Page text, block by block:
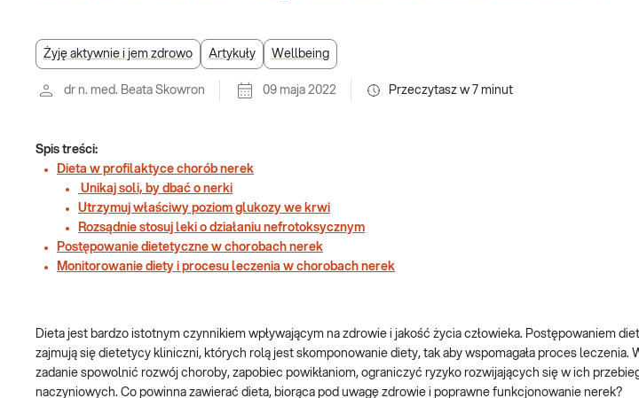
Żyję aktywnie i jem zdrowo Artykuły Wellbeing
dr n. med. Beata Skowron 09 maja 2022 Przeczytasz w 7 minut
Spis treści:
Dieta w profilaktyce chorób nerek
Unikaj soli, by dbać o nerki
Utrzymuj właściwy poziom glukozy we krwi
Rozsądnie stosuj leki o działaniu nefrotoksycznym
Postępowanie dietetyczne w chorobach nerek
Monitorowanie diety i procesu leczenia w chorobach nerek
Dieta jest bardzo istotnym czynnikiem wpływającym na zdrowie i jakość życia człowieka. Postępowaniem
zajmują się dietetycy kliniczni, których rolą jest skomponowanie diety, tak aby wspomagała proces leczenia.
zadanie spowolnić rozwój choroby, zapobiec powikłaniom, ograniczyć ryzyko rozwijających się w ich
naczyniowych. Co powinna zawierać dieta, biorąca pod uwagę zdrowie i poprawne funkcjonowanie nerek?